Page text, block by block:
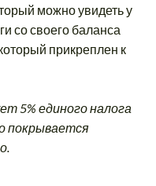
можно увидеть у
со своего баланса
прикреплен к
5% единого налога
покрывается